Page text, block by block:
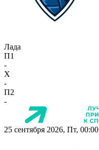
Лада
П1
-
X
-
П2
-
25 сентября 2026, Пт, 00:00